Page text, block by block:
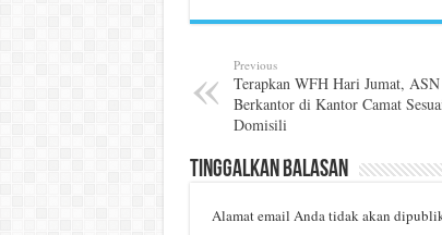
Previous
Terapkan WFH Hari Jumat, ASN
Berkantor di Kantor Camat
Domisili
Tinggalkan Balasan
Alamat email Anda tidak akan